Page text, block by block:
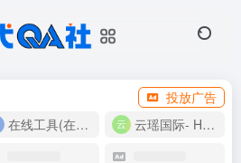
投放广告
在线工具(在线实用工具200+) 云瑶国际- Harlan-15360639224